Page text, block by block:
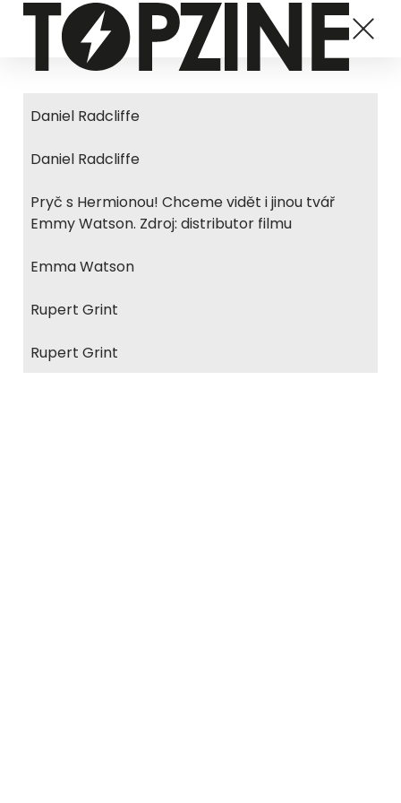
Daniel Radcliffe
Daniel Radcliffe
Pryč s Hermionou! Chceme vidět i jinou tvář
Emmy Watson. Zdroj: distributor filmu
Emma Watson
Rupert Grint
Rupert Grint